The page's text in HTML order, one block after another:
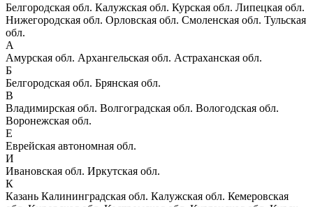
Белгородская обл. Калужская обл. Курская обл. Липецкая обл.
Нижегородская обл. Орловская обл. Смоленская обл. Тульская
обл.
А
Амурская обл. Архангельская обл. Астраханская обл.
Б
Белгородская обл. Брянская обл.
В
Владимирская обл. Волгоградская обл. Вологодская обл.
Воронежская обл.
Е
Еврейская автономная обл.
И
Ивановская обл. Иркутская обл.
К
Казань Калининградская обл. Калужская обл. Кемеровская